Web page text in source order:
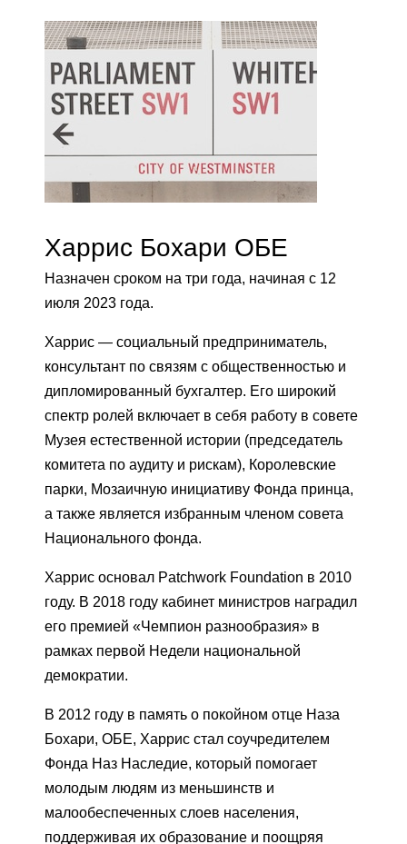
Харрис Бохари ОБЕ
Назначен сроком на три года, начиная с 12
июля 2023 года.
Харрис — социальный предприниматель,
консультант по связям с общественностью и
дипломированный бухгалтер. Его широкий
спектр ролей включает в себя работу в совете
Музея естественной истории (председатель
комитета по аудиту и рискам), Королевские
парки, Мозаичную инициативу Фонда принца,
а также является избранным членом совета
Национального фонда.
Харрис основал Patchwork Foundation в 2010
году. В 2018 году кабинет министров наградил
его премией «Чемпион разнообразия» в
рамках первой Недели национальной
демократии.
В 2012 году в память о покойном отце Наза
Бохари, ОБЕ, Харрис стал соучредителем
Фонда Наз Наследие, который помогает
молодым людям из меньшинств и
малообеспеченных слоев населения,
поддерживая их образование и поощряя